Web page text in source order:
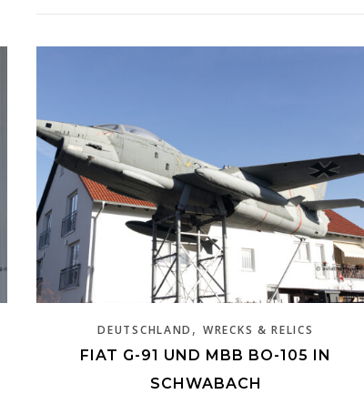
DEUTSCHLAND ,WRECKS & RELICS
FIAT G-91 UND MBB BO-105 IN
SCHWABACH